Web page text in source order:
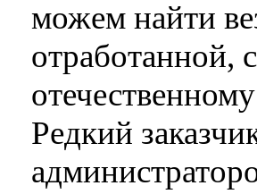
можем найти
отработанной,
Редкий